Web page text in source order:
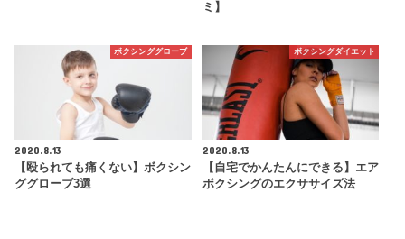
ミ】
ボクシンググローブ
2020.8.13
【殴られても痛くない】ボクシン
ググローブ3選
ボクシングダイエット
2020.8.13
【自宅でかんたんにできる】エア
ボクシングのエクササイズ法